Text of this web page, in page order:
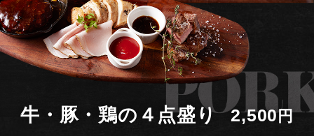
牛・豚・鶏の４点盛り 2,500円